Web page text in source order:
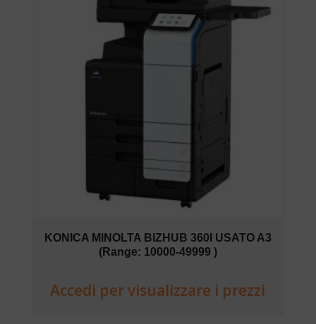
KONICA MINOLTA BIZHUB 360I USATO A3
(Range: 10000-49999 )
Accedi per visualizzare i prezzi